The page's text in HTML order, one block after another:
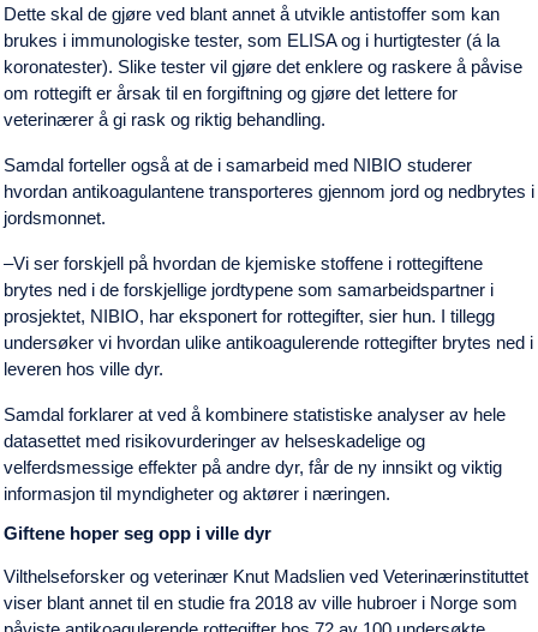
Dette skal de gjøre ved blant annet å utvikle antistoffer som kan
brukes i immunologiske tester, som ELISA og i hurtigtester (á la
koronatester). Slike tester vil gjøre det enklere og raskere å påvise
om rottegift er årsak til en forgiftning og gjøre det lettere for
veterinærer å gi rask og riktig behandling.
Samdal forteller også at de i samarbeid med NIBIO studerer
hvordan antikoagulantene transporteres gjennom jord og nedbrytes i
jordsmonnet.
‒Vi ser forskjell på hvordan de kjemiske stoffene i rottegiftene
brytes ned i de forskjellige jordtypene som samarbeidspartner i
prosjektet, NIBIO, har eksponert for rottegifter, sier hun. I tillegg
undersøker vi hvordan ulike antikoagulerende rottegifter brytes ned i
leveren hos ville dyr.
Samdal forklarer at ved å kombinere statistiske analyser av hele
datasettet med risikovurderinger av helseskadelige og
velferdsmessige effekter på andre dyr, får de ny innsikt og viktig
informasjon til myndigheter og aktører i næringen.
Giftene hoper seg opp i ville dyr
Vilthelseforsker og veterinær Knut Madslien ved Veterinærinstituttet
viser blant annet til en studie fra 2018 av ville hubroer i Norge som